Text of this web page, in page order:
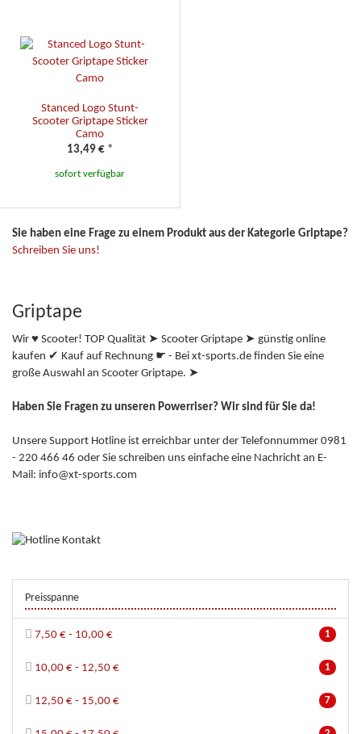
Stanced Logo Stunt-
Scooter Griptape Sticker
Camo
13,49 € *
sofort verfügbar
Sie haben eine Frage zu einem Produkt aus der Kategorie Griptape?
Schreiben Sie uns!
Griptape
Wir ♥ Scooter! TOP Qualität ➤ Scooter Griptape ➤ günstig online
kaufen ✔ Kauf auf Rechnung ☛ - Bei xt-sports.de finden Sie eine
große Auswahl an Scooter Griptape. ➤
Haben Sie Fragen zu unseren Powerriser? Wir sind für Sie da!
Unsere Support Hotline ist erreichbar unter der Telefonnummer 0981
- 220 466 46 oder Sie schreiben uns einfache eine Nachricht an E-
Mail: info@xt-sports.com
Preisspanne
1
7,50 € - 10,00 €
1
10,00 € - 12,50 €
7
12,50 € - 15,00 €